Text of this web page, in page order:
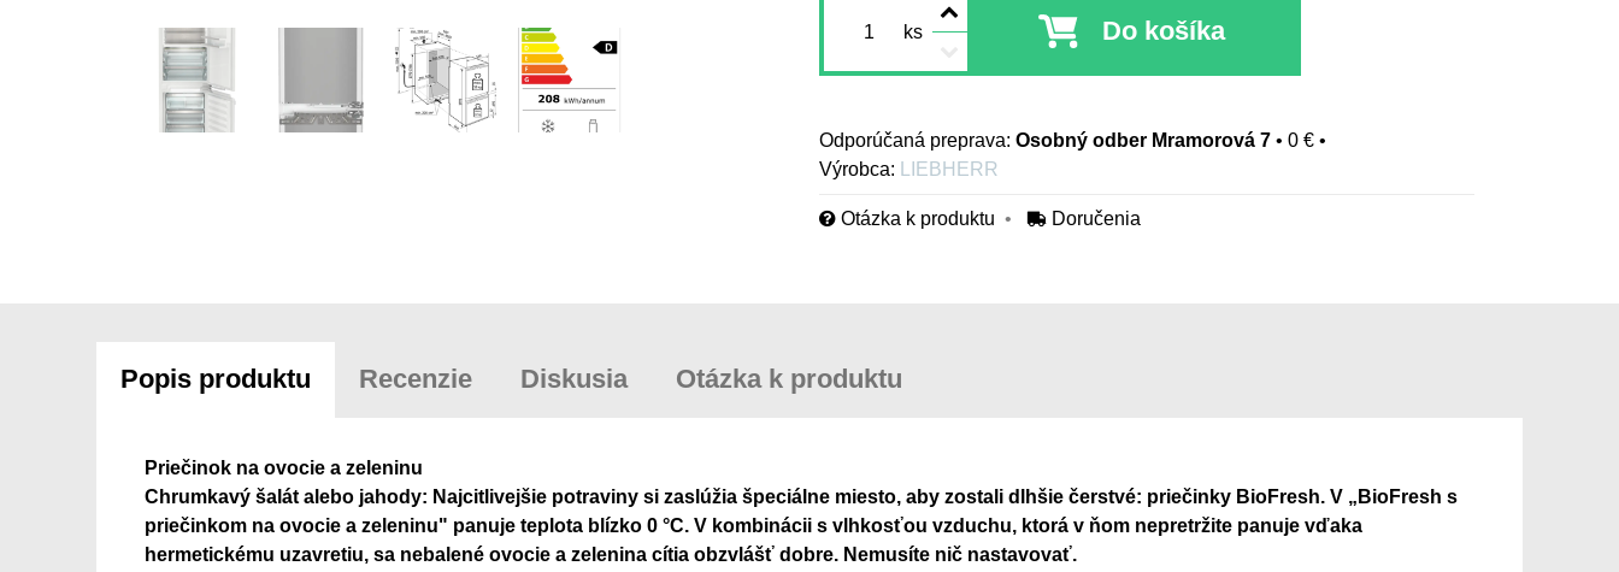
ks Do košíka
Osobný odber Mramorová 7• 0 € •
Výrobca:
LIEBHERR
Otázka k produktu Doručenia
Popis produktu Recenzie Diskusia Otázka k produktu
Priečinok na ovocie a zeleninu
Chrumkavý šalát alebo jahody: Najcitlivejšie potraviny si zaslúžia špeciálne miesto, aby zostali dlhšie čerstvé: priečinky BioFresh. V „BioFresh s
priečinkom na ovocie a zeleninu" panuje teplota blízko 0 °C. V kombinácii s vlhkosťou vzduchu, ktorá v ňom nepretržite panuje vďaka
hermetickému uzavretiu, sa nebalené ovocie a zelenina cítia obzvlášť dobre. Nemusíte nič nastavovať.